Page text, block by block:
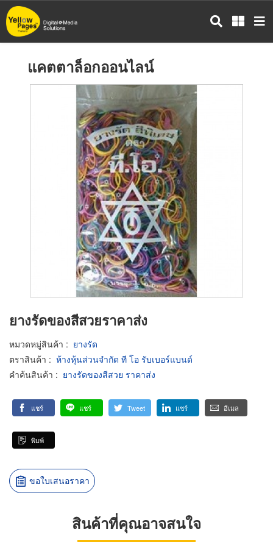
ข้าม
ไป
แคตตาล็อกออนไลน์
ยางรัดของสีสวยราคาส่ง
หมวดหมู่สินค้า : ยางรัด
ตราสินค้า : ห้างหุ้นส่วนจำกัด ที โอ รับเบอร์แบนด์
คำค้นสินค้า : ยางรัดของสีสวย ราคาส่ง
แชร์ แชร์ Tweet แชร์ อีเมล
พิมพ์
ขอใบเสนอราคา
สินค้าที่คุณอาจสนใจ